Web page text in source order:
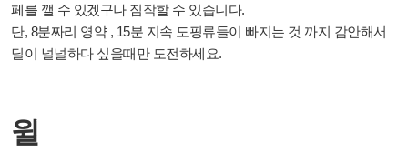
페를 깰 수 있겠구나 짐작할 수 있습니다.
단, 8분짜리 영약 , 15분 지속 도핑류들이 빠지는 것 까지 감안해서
딜이 널널하다 싶을때만 도전하세요.
윌